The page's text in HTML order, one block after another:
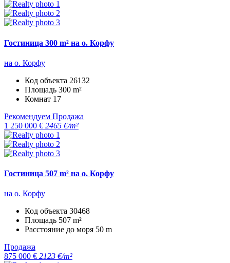
Гостиница 300 m² на о. Корфу
на о. Корфу
Код объекта 26132
Площадь 300 m²
Комнат 17
Рекомендуем Продажа
1 250 000 € 2465 €/m²
Гостиница 507 m² на о. Корфу
на о. Корфу
Код объекта 30468
Площадь 507 m²
Расстояние до моря 50 m
Продажа
875 000 € 2123 €/m²